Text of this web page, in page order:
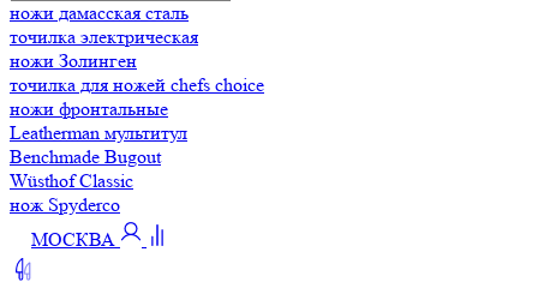
ножи дамасская сталь
точилка электрическая
ножи Золинген
точилка для ножей chefs choice
ножи фронтальные
Leatherman мультитул
Benchmade Bugout
Wüsthof Classic
нож Spyderco
МОСКВА